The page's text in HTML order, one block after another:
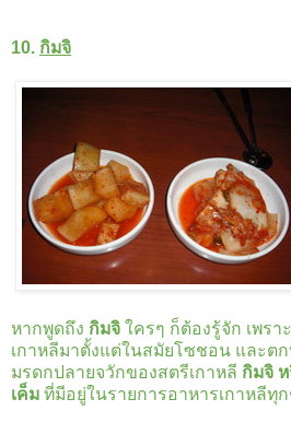
10. กิมจิ
หากพูดถึง กิมจิ ใครๆ ก็ต้องรู้จัก เพรา
เกาหลีมาตั้งแต่ในสมัยโซชอน และต
มรดกปลายจวักของสตรีเกาหลี กิมจิ
เค็ม ที่มีอยู่ในรายการอาหารเกาหลีทุ